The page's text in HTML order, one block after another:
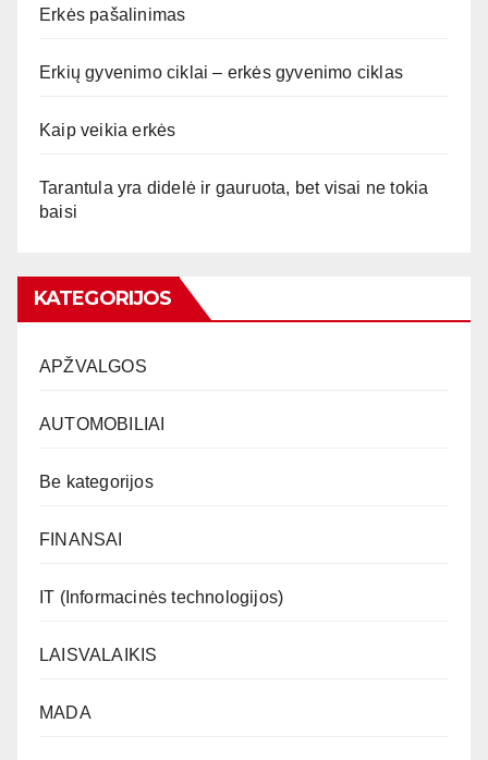
Erkės pašalinimas
Erkių gyvenimo ciklai – erkės gyvenimo ciklas
Kaip veikia erkės
Tarantula yra didelė ir gauruota, bet visai ne tokia
baisi
KATEGORIJOS
APŽVALGOS
AUTOMOBILIAI
Be kategorijos
FINANSAI
IT (Informacinės technologijos)
LAISVALAIKIS
MADA